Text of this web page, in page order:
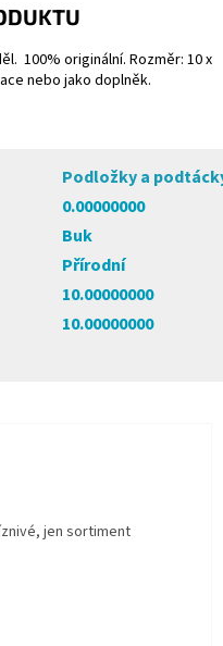
100% originální. Rozměr: 10 x
nebo jako doplněk.
Podložky a
0.00000000
Buk
Přírodní
10.00000000
10.00000000
z 5 hvězdiček.
jen sortiment
z 5 hvězdiček.